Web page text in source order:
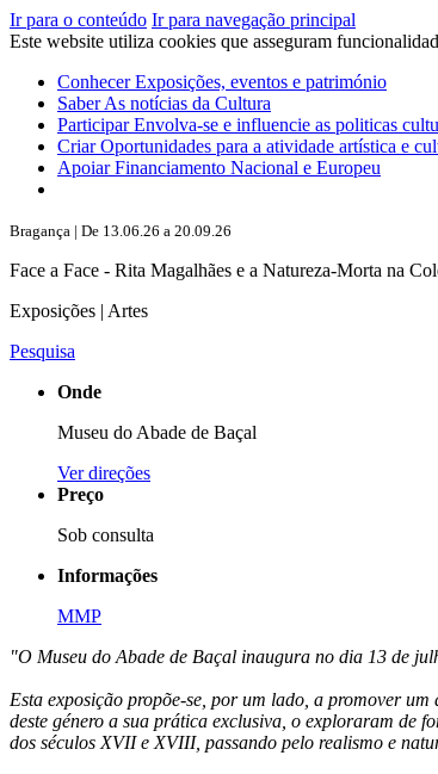
Ir para o conteúdo Ir para navegação principal
Este website utiliza cookies que asseguram
ConhecerExposições, eventos e património
SaberAs notícias da Cultura
ParticiparEnvolva-se e influencie as politicas
CriarOportunidades para a atividade artística e
ApoiarFinanciamento Nacional e Europeu
Bragança | De 13.06.26 a 20.09.26
Face a Face - Rita Magalhães e a Natureza-Morta na
Exposições | Artes
Pesquisa
Onde
Museu do Abade de Baçal
Ver direções
Preço
Sob consulta
Informações
MMP
"O Museu do Abade de Baçal inaugura no dia 13 de
Esta exposição propõe-se, por um lado, a promover
deste género a sua prática exclusiva, o exploraram de
dos séculos XVII e XVIII, passando pelo realismo e